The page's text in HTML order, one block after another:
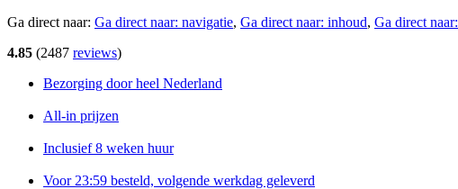
Ga direct naar: Ga direct naar: navigatie, Ga direct naar: inhoud, Ga direct naar:
4.85 (2487 reviews)
Bezorging door heel Nederland
All-in prijzen
Inclusief 8 weken huur
Voor 23:59 besteld, volgende werkdag geleverd